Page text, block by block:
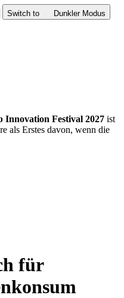
Switch to DunklerModus
Innovation Festival 2027 ist
als Erstes davon, wenn die
für